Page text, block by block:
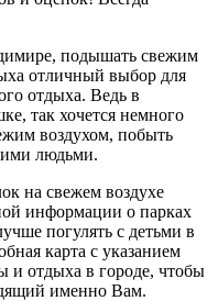
подышать свежим
отличный выбор для
отдыха. Ведь в
так хочется немного
воздухом, побыть
людьми.
на свежем воздухе
информации о парках
погулять с детьми в
карта с указанием
и отдыха в городе, чтобы
именно Вам.